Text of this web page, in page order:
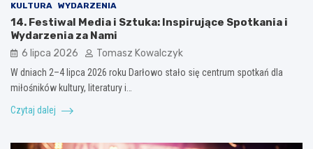
KULTURA WYDARZENIA
14. Festiwal Media i Sztuka: Inspirujące Spotkania i
Wydarzenia za Nami
6 lipca 2026 Tomasz Kowalczyk
W dniach 2–4 lipca 2026 roku Darłowo stało się centrum spotkań dla
miłośników kultury, literatury i…
Czytaj dalej